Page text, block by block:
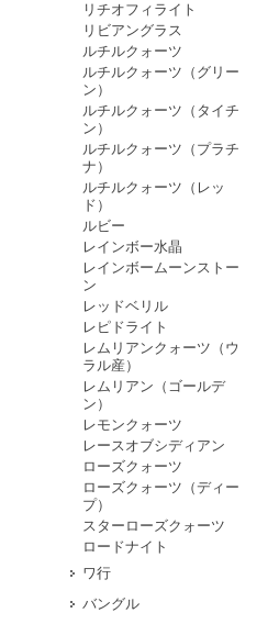
リチオフィライト
リビアングラス
ルチルクォーツ
ルチルクォーツ（グリー
ン）
ルチルクォーツ（タイチ
ン）
ルチルクォーツ（プラチ
ナ）
ルチルクォーツ（レッ
ド）
ルビー
レインボー水晶
レインボームーンストー
ン
レッドベリル
レピドライト
レムリアンクォーツ（ウ
ラル産）
レムリアン（ゴールデ
ン）
レモンクォーツ
レースオブシディアン
ローズクォーツ
ローズクォーツ（ディー
プ）
スターローズクォーツ
ロードナイト
ワ行
バングル